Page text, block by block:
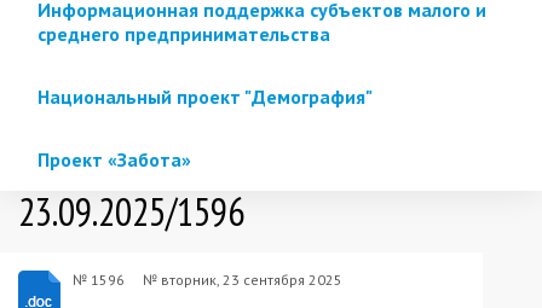
Информационная поддержка субъектов малого и
среднего предпринимательства
Национальный проект "Демография"
Проект «Забота»
23.09.2025/1596
№ 1596 № вторник, 23 сентября 2025